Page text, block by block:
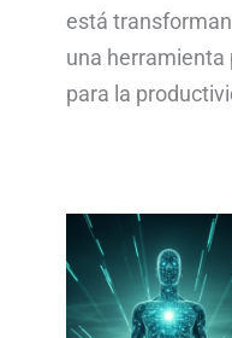
está
una herramienta
para la